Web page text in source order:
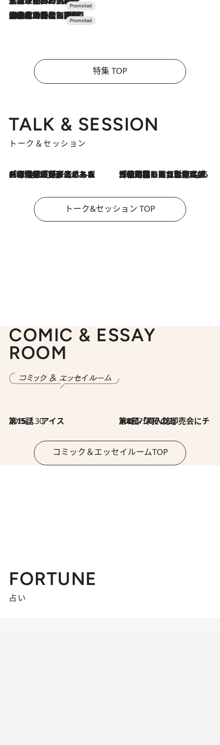
2026.7.10
NEW OPEN！【界 草津】名湯の地に誕生。趣の異なる2種の温泉と上州ならではの会席・蕎麦割烹など美食を味わう究極の癒やし旅
特集 TOP
TALK & SESSION
トーク＆セッション
2026.8.3
「今後値上げがあるとすれば…」「リスクがあるのは今年の冬」エネルギー専門家が語る、ホルムズ海峡封鎖が家庭にもたらす“ある心配” 2026.8.3
「住宅建てられない…」「サーチャージ料の高値が続いている」ホルムズ海峡封鎖による影響はいつまで続く？《エネルギー専門家に聞く“どうなる日本の暮らし”》
トーク&セッション TOP
COMIC & ESSAY
ROOM
2026.7.30
第15話 アイス 2026.7.30
第8回「同人誌即売会にチャレンジ その2」
コミック＆エッセイルームTOP
FORTUNE
占い